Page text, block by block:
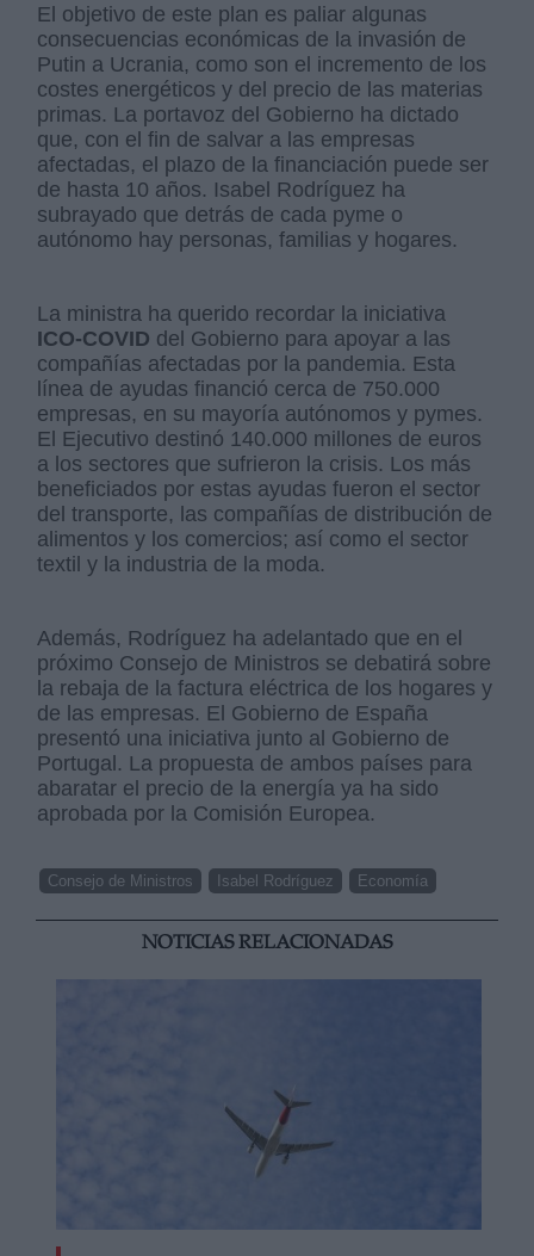
El objetivo de este plan es paliar algunas
consecuencias económicas de la invasión de
Putin a Ucrania, como son el incremento de los
costes energéticos y del precio de las materias
primas. La portavoz del Gobierno ha dictado
que, con el fin de salvar a las empresas
afectadas, el plazo de la financiación puede ser
de hasta 10 años. Isabel Rodríguez ha
subrayado que detrás de cada pyme o
autónomo hay personas, familias y hogares.
La ministra ha querido recordar la iniciativa
ICO-COVID del Gobierno para apoyar a las
compañías afectadas por la pandemia. Esta
línea de ayudas financió cerca de 750.000
empresas, en su mayoría autónomos y pymes.
El Ejecutivo destinó 140.000 millones de euros
a los sectores que sufrieron la crisis. Los más
beneficiados por estas ayudas fueron el sector
del transporte, las compañías de distribución de
alimentos y los comercios; así como el sector
textil y la industria de la moda.
Además, Rodríguez ha adelantado que en el
próximo Consejo de Ministros se debatirá sobre
la rebaja de la factura eléctrica de los hogares y
de las empresas. El Gobierno de España
presentó una iniciativa junto al Gobierno de
Portugal. La propuesta de ambos países para
abaratar el precio de la energía ya ha sido
aprobada por la Comisión Europea.
Consejo de Ministros Isabel Rodríguez Economía
NOTICIAS RELACIONADAS